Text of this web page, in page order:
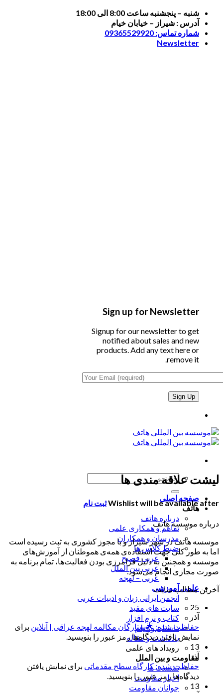
Skip
content
شنبه – پنجشنبه ساعت 8:00 الی 18:00
آدرس : شیراز – خیابان خیام
شماره تماس: 09365529920
Newsletter
Sign up for Newsletter
Signup for our newsletter to get
notified about sales and new
products. Add any text here or
remove it.
جستجو
برای:
صفحه اصلی
هاتف
درباره هاتف
تفاهم و همکاری علمی
مدرسان و همکاران
ضبط کلاس ها
عربی فصیح
عربی بین الملل
عربی – لهجه
علمی آموزشی
انجمن ایرانی زبان و ادبیات عربی
سایت های مفید
کتاب و نرم افزار
داستان و فیلم
یادداشت و مقاله
رویداد های علمی
مقاومت و بین الملل
نشست ها
اخبار مقاومت
جوانان مقاومت
لیست علاقه مندی ها
Wishlist will be available afterثبت نام
درباره موسسه هاتف
موسسه هاتف در شهر شیراز و با مجوز کشوری به ثبت رسیده است
اما به طور کلی جهت استفاده‌ی همه‌ی هموطنان از آموزش‌های
موسسه و همچنین به دلیل فرامرزی بودن فعالیت‌ها، تمام برنامه به
صورت مجازی انجام می‌شود.
آخرین مطالب سایت
25
آذر
حفاظت شده: 🌟ستارگان مکالمه لهجه عراقی | آنلاین برای
نمایش یافتن دیدگاه‌ها رمز عبور را بنویسید.
13
آذر
حفاظت شده: کارگاه سطح مقدماتی برای نمایش یافتن
دیدگاه‌ها رمز عبور را بنویسید.
13